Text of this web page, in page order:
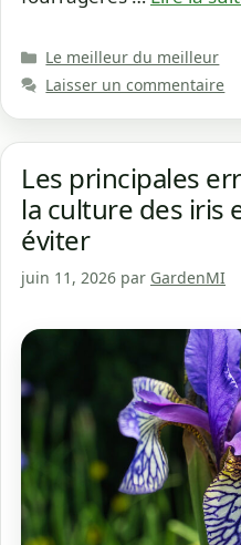
Catégories
Le meilleur du meilleur
Laisser un commentaire
Les principales
la culture des iris
éviter
juin 11, 2026 par GardenMI